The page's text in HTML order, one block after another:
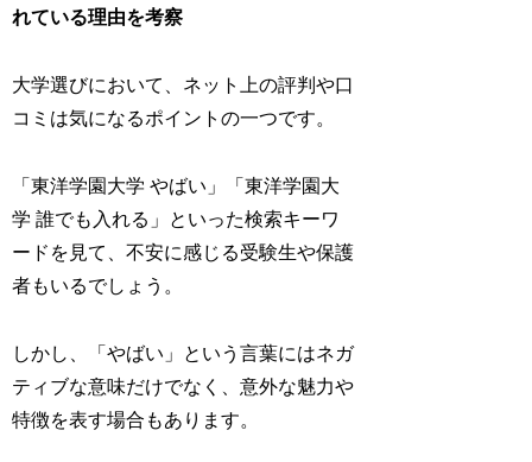
れている理由を考察
大学選びにおいて、ネット上の評判や口
コミは気になるポイントの一つです。
「東洋学園大学 やばい」「東洋学園大
学 誰でも入れる」といった検索キーワ
ードを見て、不安に感じる受験生や保護
者もいるでしょう。
しかし、「やばい」という言葉にはネガ
ティブな意味だけでなく、意外な魅力や
特徴を表す場合もあります。